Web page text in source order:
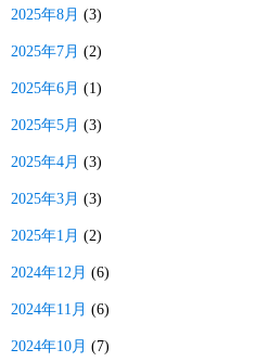
2025年8月 (3)
2025年7月 (2)
2025年6月 (1)
2025年5月 (3)
2025年4月 (3)
2025年3月 (3)
2025年1月 (2)
2024年12月 (6)
2024年11月 (6)
2024年10月 (7)